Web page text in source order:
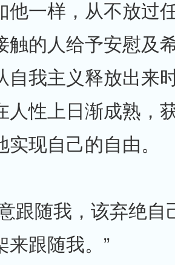
他一样，从不放过
触的人给予安慰及
自我主义释放出来
人性上日渐成熟，
实现自己的自由。
跟随我，该弃绝自
来跟随我。”